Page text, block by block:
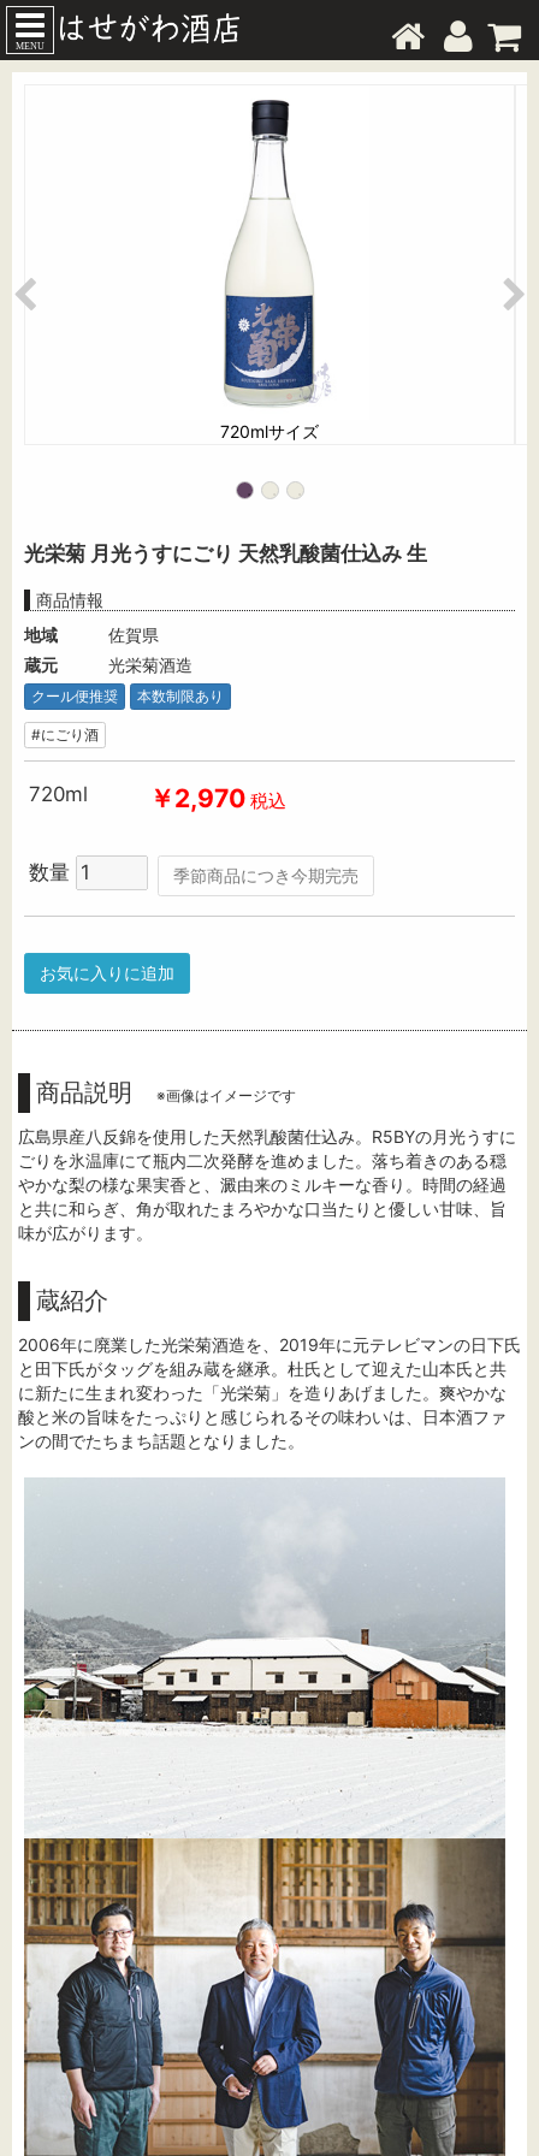
MENU
720mlサイズ
光栄菊 月光うすにごり 天然乳酸菌仕込み 生
商品情報
地域
佐賀県
蔵元
光栄菊酒造
クール便推奨 本数制限あり
#にごり酒
720ml ￥2,970 税込
数量 季節商品につき今期完売
お気に入りに追加
商品説明 ※画像はイメージです
広島県産八反錦を使用した天然乳酸菌仕込み。R5BYの月光うすに
ごりを氷温庫にて瓶内二次発酵を進めました。落ち着きのある穏
やかな梨の様な果実香と、澱由来のミルキーな香り。時間の経過
と共に和らぎ、角が取れたまろやかな口当たりと優しい甘味、旨
味が広がります。
蔵紹介
2006年に廃業した光栄菊酒造を、2019年に元テレビマンの日下氏
と田下氏がタッグを組み蔵を継承。杜氏として迎えた山本氏と共
に新たに生まれ変わった「光栄菊」を造りあげました。爽やかな
酸と米の旨味をたっぷりと感じられるその味わいは、日本酒ファ
ンの間でたちまち話題となりました。